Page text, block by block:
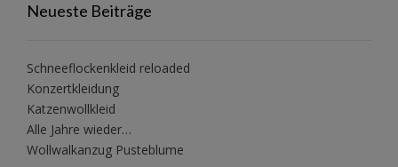
Neueste Beiträge
Schneeflockenkleid reloaded
Konzertkleidung
Katzenwollkleid
Alle Jahre wieder…
Wollwalkanzug Pusteblume